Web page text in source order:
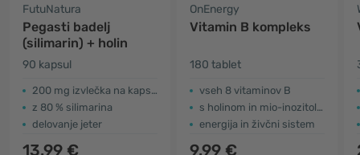
FutuNatura
Pegasti badelj
(silimarin) + holin
90 kapsul
200 mg izvlečka na kapsulo
z 80 % silimarina
delovanje jeter
13.99 €
OnEnergy
Vitamin B kompleks
180 tablet
vseh 8 vitaminov B
s holinom in mio-inozitolom
energija in živčni sistem
9.99 €